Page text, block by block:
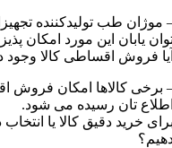
موژان طب تولیدکننده
یابان این مورد امکان
فروش اقساطی کالا وجود
برخی کالاها امکان فروش
تان رسیده می شود.
خرید دقیق کالا یا